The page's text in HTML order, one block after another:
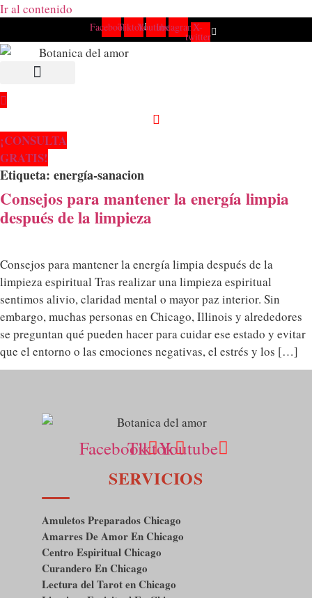
Ir al contenido
FacebookTiktokYoutubeInstagramX-
twitter
¡CONSULTA
GRATIS!
Etiqueta: energía-sanacion
Consejos para mantener la energía limpia
después de la limpieza
Consejos para mantener la energía limpia después de la
limpieza espiritual Tras realizar una limpieza espiritual
sentimos alivio, claridad mental o mayor paz interior. Sin
embargo, muchas personas en Chicago, Illinois y alrededores
se preguntan qué pueden hacer para cuidar ese estado y evitar
que el entorno o las emociones negativas, el estrés y los […]
FacebookTiktokYoutube
SERVICIOS
Amuletos Preparados Chicago
Amarres De Amor En Chicago
Centro Espiritual Chicago
Curandero En Chicago
Lectura del Tarot en Chicago